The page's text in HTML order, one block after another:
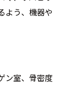
よう、機器や
ン室、骨密度